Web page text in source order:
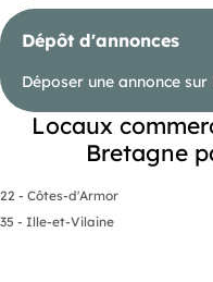
Dépôt d'annonces
Déposer une annonce
Locaux
Bretagne
22 - Côtes-d'Armor
35 - Ille-et-Vilaine